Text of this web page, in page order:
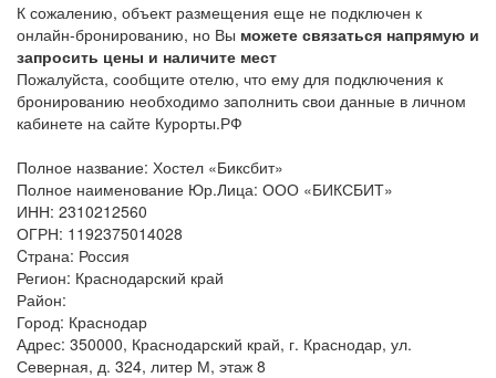
К сожалению, объект размещения еще не подключен к
онлайн-бронированию, но Вы можете связаться напрямую и
запросить цены и наличите мест
Пожалуйста, сообщите отелю, что ему для подключения к
бронированию необходимо заполнить свои данные в личном
кабинете на сайте Курорты.РФ
Полное название: Хостел «Биксбит»
Полное наименование Юр.Лица: ООО «БИКСБИТ»
ИНН: 2310212560
ОГРН: 1192375014028
Cтрана: Россия
Регион: Краснодарский край
Район:
Город: Краснодар
Адрес: 350000, Краснодарский край, г. Краснодар, ул.
Северная, д. 324, литер М, этаж 8